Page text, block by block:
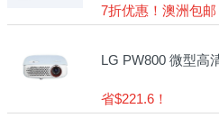
LG PW800 微型高
省$221.6！